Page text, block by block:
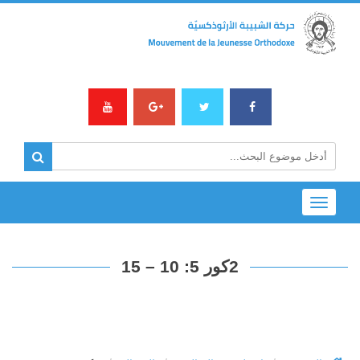
Toggle
navigation
2كور 5: 10 – 15